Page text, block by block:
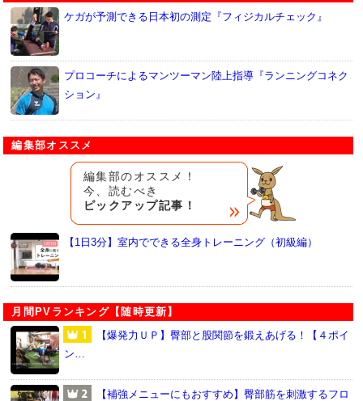
ケガが予測できる日本初の測定『フィジカルチェック』
プロコーチによるマンツーマン陸上指導『ランニングコネク
ション』
編集部オススメ
編集部のオススメ！
今、読むべき
ピックアップ記事！
【1日3分】室内でできる全身トレーニング（初級編）
月間PVランキング【随時更新】
【爆発力ＵＰ】臀部と股関節を鍛えあげる！【４ポイ
ン…
【補強メニューにもおすすめ】臀部筋を刺激するフロ